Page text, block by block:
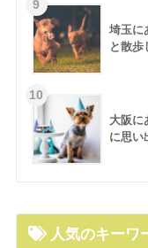
埼玉に
と散歩
大阪に
に思い
人気のキーワ